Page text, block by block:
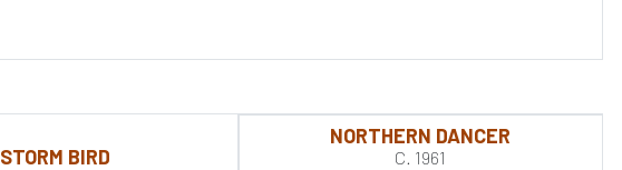
STORM BIRD
NORTHERN DANCER
C. 1961